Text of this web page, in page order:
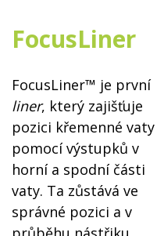
FocusLiner
FocusLiner™ je první
liner, který zajišťuje
pozici křemenné vaty
pomocí výstupků v
horní a spodní části
vaty. Ta zůstává ve
správné pozici a v